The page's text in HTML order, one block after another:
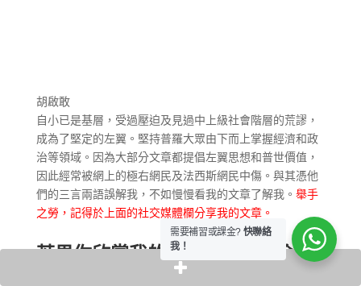
胡啟敢
自小已是基層，受過壓迫及見過中上級社會階層的荒謬，
成為了堅定的左翼。堅持普羅大眾由下而上掌握經濟和政
治等領域。因為大部分文章都提倡左翼思想和普世價值，
因此經常被網上的極右網民及法西斯網民中傷。與其憑他
們的三言兩語誤解我，不如慢慢看我的文章了解我。 舉手
之勞，記得於上面的社交媒體欄分享我的文章。
若果你欣賞我的文章，記得課金贊
助支持我的創作事業。
需要補習或課金? 快聯絡
我！